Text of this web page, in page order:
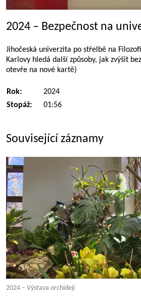
2024 – Bezpečnost na
Jihočeská univerzita po střelbě na
Karlovy hledá další způsoby, jak zvýšit
otevře na nové kartě)
Rok:
2024
Stopáž:
01:56
Související záznamy
2024 – Výstava orchidejí